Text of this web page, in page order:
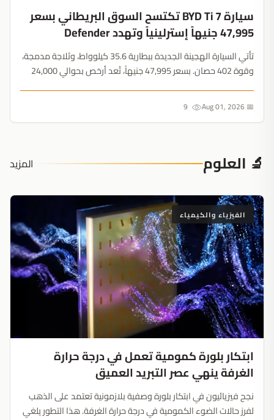
سيارة BYD Ti 7 تكتسح السوق البريطاني بسعر
47,995 جنيهاً إسترلينياً وتهدد Defender
تأتي السيارة الهجينة الجديدة ببطارية 35.6 كيلوواط، وثلاجة مدمجة،
وقوة 402 حصان. بسعر 47,995 جنيهاً، تُعد أرخص بحوالي 24,000
📅 Aug 01, 2026
🔬 العلوم المزيد
الفيزياء والكيمياء
ابتكار بلورة كمومية تعمل في درجة حرارة
الغرفة ينهي عصر التبريد العميق
نجح فيزيائيون في ابتكار بلورة وصفية بلازمونية تعتمد على الذهب
لفرز حالات الضوء الكمومية في درجة حرارة الغرفة. هذا التطور يلغي